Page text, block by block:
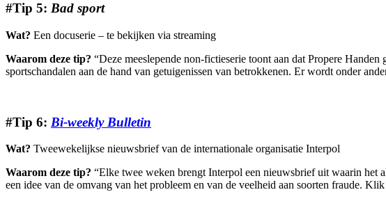
#Tip 5: Bad sport
Wat? Een docuserie – te bekijken via streaming
Waarom deze tip? “Deze meeslepende non-fictieserie toont aan dat Propere
sportschandalen aan de hand van getuigenissen van betrokkenen. Er wordt onder
#Tip 6: Bi-weekly Bulletin
Wat? Tweewekelijkse nieuwsbrief van de internationale organisatie Interpol
Waarom deze tip? “Elke twee weken brengt Interpol een nieuwsbrief uit waarin het
een idee van de omvang van het probleem en van de veelheid aan soorten fraude.